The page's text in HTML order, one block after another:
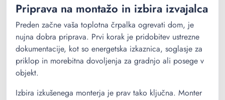
Priprava na montažo in izbira izvajalca
Preden začne vaša toplotna črpalka ogrevati dom, je
nujna dobra priprava. Prvi korak je pridobitev ustrezne
dokumentacije, kot so energetska izkaznica, soglasje za
priklop in morebitna dovoljenja za gradnjo ali posege v
objekt.
Izbira izkušenega monterja je prav tako ključna. Monter